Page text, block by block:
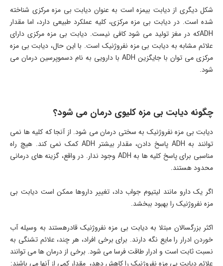
شکل دیگری از دیابت بیمزه است به عنوان دیابت بی مزه مرکزی شناخته
شده است. در دیابت بی مزه مرکزی، کلیه عملکرد طبیعی دارد، اما مقدار
ADHکه در مغز تولید می شود کافی نیست. دیابت بی مزه مرکزی دارای
علائم مشابه به دیابت بی مزه نفروژنیک است. با این حال، دیابت بی مزه
مرکزی می توان با جایگزین ADH با دارویی به نام دسموپرسین درمان می
شود.
چگونه دیابت بی مزه کلیوی درمان می شود؟
دیابت بی مزه نفروژنیک به سختی درمان می شود. از آنجا که کلیه ها نمی
توانند به ADH پاسخ دادن، مقدار بیشتر ADH کمک نمی کند. هیچ راه
مناسبی برای پاسخ کلیه ها به ADH وجود ندار. در واقع، گزینه های درمانی
محدود هستند.
اگر یک دارو مانند لیتیوم جواب داد، تغییر داروها ممکن است دیابت بی
مزه نفروژنیک را بهبود ببخشد.
اکثر بزرگسالان مبتلا به دیابت بی مزه نفروژنیک قادرهستند به وسیله آب
خوردن ادرار را مایع نگه دارند. برای برخی افراد، هر چند، علائم تشنگی به
نسبت ثابت است و ادرار طاقت فرسا می شود. برخی از درمان ها می توانند
علائم دیابت بی مزه نفروژنیک را کاهش دهد، مقدار کمی از آنها می باشند: